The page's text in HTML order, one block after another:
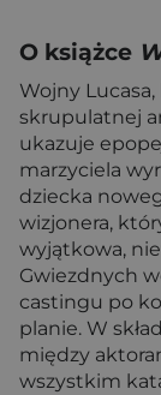
O książce
Wojny
skrupulatnej
ukazuje
marzyciela
dziecka
wizjonera,
wyjątkowa,
Gwiezdnych
castingu po
planie. W
między
wszystkim